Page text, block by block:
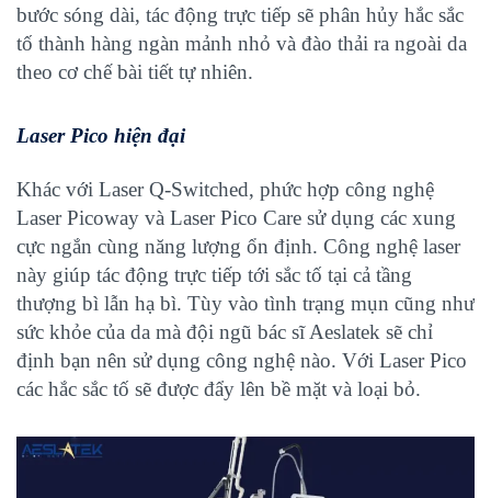
bước sóng dài, tác động trực tiếp sẽ phân hủy hắc sắc
tố thành hàng ngàn mảnh nhỏ và đào thải ra ngoài da
theo cơ chế bài tiết tự nhiên.
Laser Pico hiện đại
Khác với Laser Q-Switched, phức hợp công nghệ
Laser Picoway và Laser Pico Care sử dụng các xung
cực ngắn cùng năng lượng ổn định. Công nghệ laser
này giúp tác động trực tiếp tới sắc tố tại cả tầng
thượng bì lẫn hạ bì. Tùy vào tình trạng mụn cũng như
sức khỏe của da mà đội ngũ bác sĩ Aeslatek sẽ chỉ
định bạn nên sử dụng công nghệ nào. Với Laser Pico
các hắc sắc tố sẽ được đẩy lên bề mặt và loại bỏ.